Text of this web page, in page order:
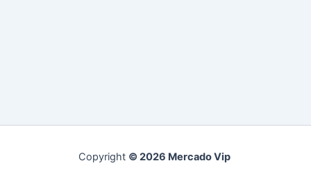
Copyright © 2026 Mercado Vip